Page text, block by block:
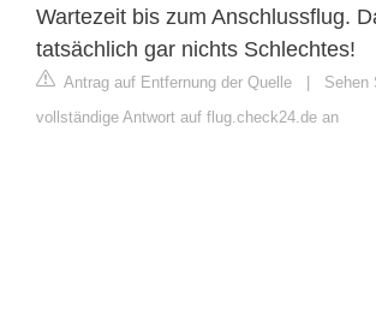
Wartezeit bis zum Anschlussflug.
tatsächlich gar nichts Schlechtes!
Antrag auf Entfernung der Quelle | Sehen
vollständige Antwort auf flug.check24.de an